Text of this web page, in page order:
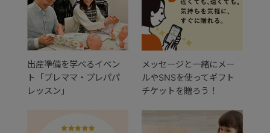
出産準備を学べるイベン
ト「プレママ・プレパパ
レッスン」
メッセージと一緒にメー
ルやSNSを使ってギフト
チケットを贈ろう！